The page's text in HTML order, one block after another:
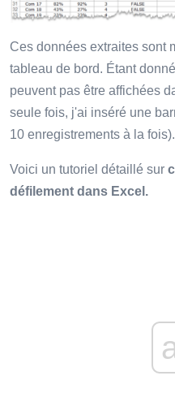
Ces données extraites sont
tableau de bord. Étant
peuvent pas être affichées
seule fois, j'ai inséré une
10 enregistrements à la fois).
Voici un tutoriel détaillé sur
défilement dans Excel.